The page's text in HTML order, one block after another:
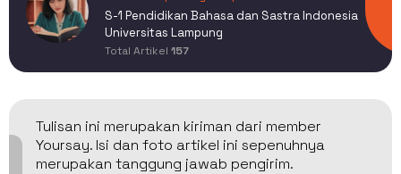
S-1 Pendidikan Bahasa dan Sastra Indonesia
Universitas Lampung
Total Artikel 157
Tulisan ini merupakan kiriman dari member
Yoursay. Isi dan foto artikel ini sepenuhnya
merupakan tanggung jawab pengirim.